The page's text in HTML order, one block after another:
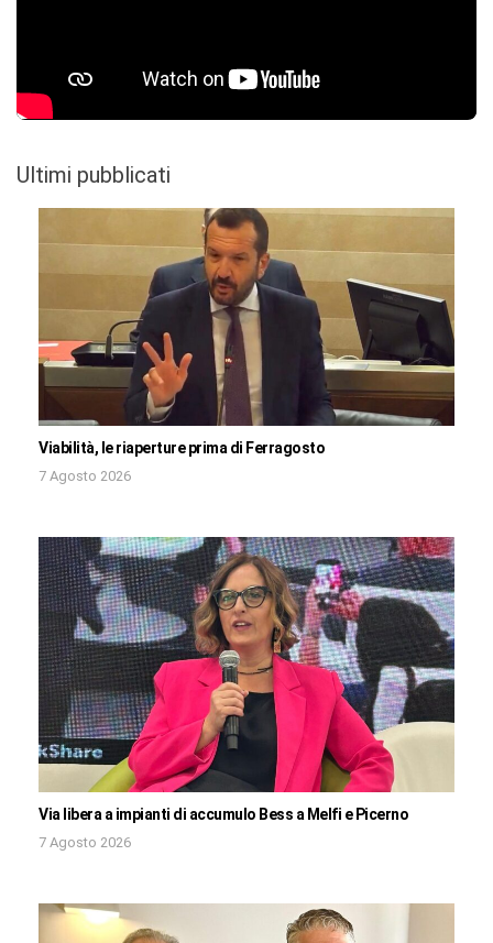
Ultimi pubblicati
Viabilità, le riaperture prima di Ferragosto
7 Agosto 2026
Via libera a impianti di accumulo Bess a Melfi e Picerno
7 Agosto 2026